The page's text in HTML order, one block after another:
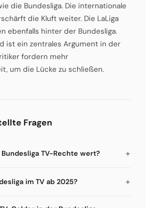
die Bundesliga. Die internationale
die Kluft weiter. Die LaLiga
ebenfalls hinter der Bundesliga.
ist ein zentrales Argument in der
fordern mehr
um die Lücke zu schließen.
Fragen
TV-Rechte wert?
im TV ab 2025?